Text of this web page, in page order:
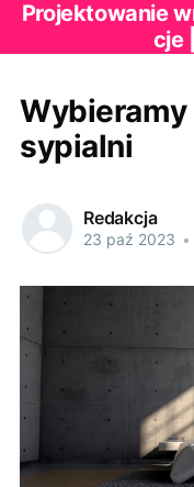
Projektowanie
cje
Wybieramy
sypialni
Redakcja
23 paź 2023 •